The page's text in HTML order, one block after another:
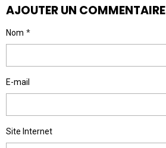
AJOUTER UN COMMENTAIRE
Nom
E-mail
Site Internet